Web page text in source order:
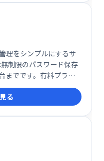
理をシンプルにするサ
制限のパスワード保存
までです。有料プラン
数のデバイスで利用で
加します。Proと
同じですが、Ultimate
ージを提供します。
る